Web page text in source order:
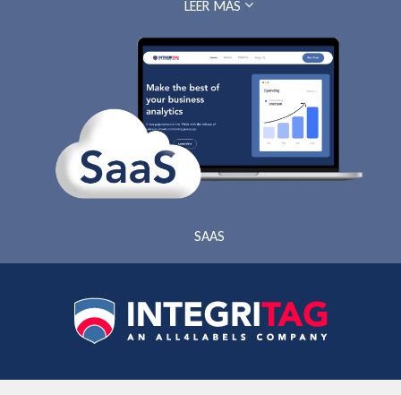
LEER MÁS
SAAS